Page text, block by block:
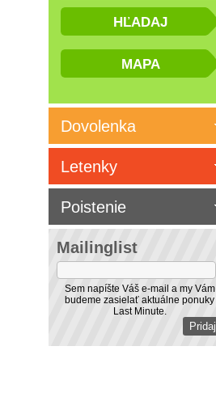
Dovolenka
Mailinglist
Sem napíšte Váš e-mail a my Vám
budeme zasielať aktuálne ponuky
Last Minute.
Letenky
Poistenie